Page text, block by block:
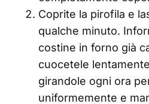
Coprite la pirofila e
qualche minuto.
costine in forno già
cuocetele
girandole ogni ora
uniformemente e